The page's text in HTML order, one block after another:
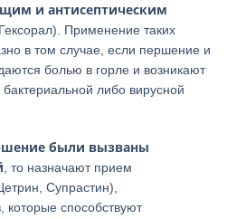
и антисептическим
Применение таких
в том случае, если першение и
болью в горле и возникают
либо вирусной
были вызваны
, то назначают прием
Супрастин),
которые способствуют